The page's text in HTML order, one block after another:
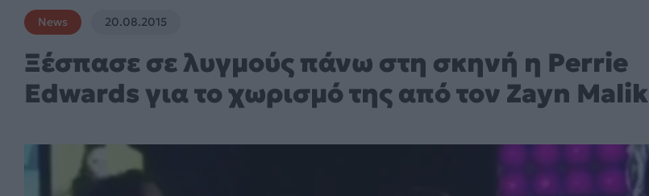
News 20.08.2015
Ξέσπασε σε λυγμούς πάνω στη σκηνή η Perrie
Edwards για το χωρισμό της από τον Zayn Malik